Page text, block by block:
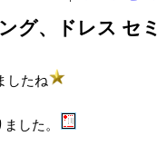
グ、ドレス セ
したね
した。